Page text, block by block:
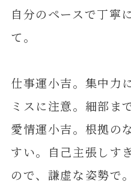
自分のペースで丁寧
て。
仕事運小吉。集中力
ミスに注意。細部ま
愛情運小吉。根拠の
すい。自己主張しす
ので、謙虚な姿勢で。